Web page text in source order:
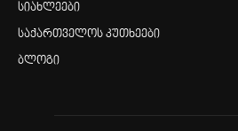
სიახლეები
საქართველოს კუთხეები
ბლოგი